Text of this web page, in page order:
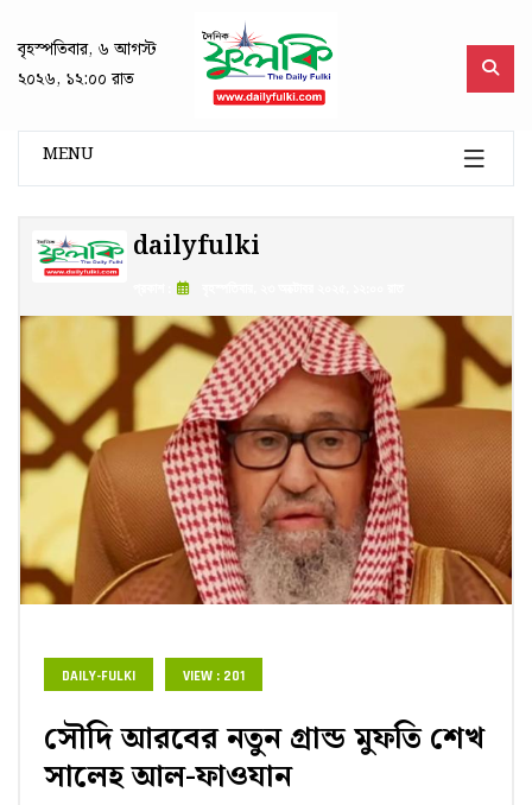
বৃহস্পতিবার, ৬ আগস্ট
২০২৬, ১২:০০ রাত
MENU
dailyfulki
DAILY-FULKI VIEW : 201
সৌদি আরবের নতুন গ্রান্ড মুফতি শেখ
সালেহ আল-ফাওযান